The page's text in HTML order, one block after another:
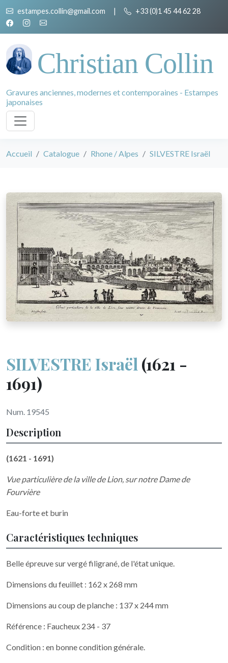
estampes.collin@gmail.com | +33 (0)1 45 44 62 28
Christian Collin
Gravures anciennes, modernes et contemporaines - Estampes
japonaises
Accueil Catalogue Rhone / Alpes SILVESTRE Israël
SILVESTRE Israël (1621 -
1691)
Num. 19545
Description
(1621 - 1691)
Vue particulière de la ville de Lion, sur notre Dame de
Fourvière
Eau-forte et burin
Caractéristiques techniques
Belle épreuve sur vergé filigrané, de l'état unique.
Dimensions du feuillet : 162 x 268 mm
Dimensions au coup de planche : 137 x 244 mm
Référence : Faucheux 234 - 37
Condition : en bonne condition générale.